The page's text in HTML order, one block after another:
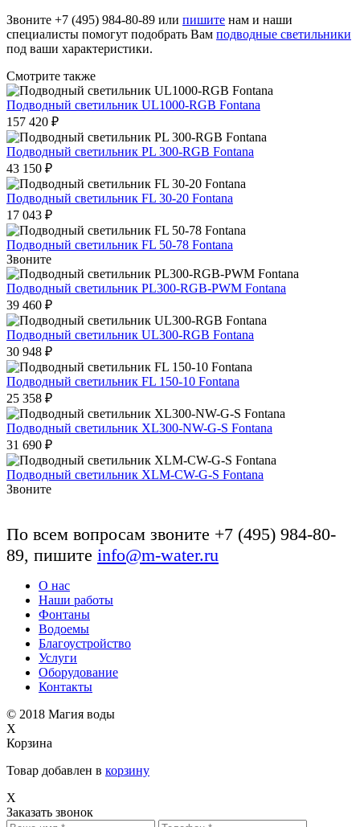
Звоните +7 (495) 984-80-89 или пишите нам и наши
специалисты помогут подобрать Вам подводные светильники
под ваши характеристики.
Смотрите также
Подводный светильник UL1000-RGB Fontana
157 420 ₽
Подводный светильник PL 300-RGB Fontana
43 150 ₽
Подводный светильник FL 30-20 Fontana
17 043 ₽
Подводный светильник FL 50-78 Fontana
Звоните
Подводный светильник PL300-RGB-PWM Fontana
39 460 ₽
Подводный светильник UL300-RGB Fontana
30 948 ₽
Подводный светильник FL 150-10 Fontana
25 358 ₽
Подводный светильник XL300-NW-G-S Fontana
31 690 ₽
Подводный светильник XLM-CW-G-S Fontana
Звоните
По всем вопросам звоните +7 (495) 984-80-
89, пишите info@m-water.ru
О нас
Наши работы
Фонтаны
Водоемы
Благоустройство
Услуги
Оборудование
Контакты
© 2018 Магия воды
X
Корзина
Товар добавлен в корзину
X
Заказать звонок